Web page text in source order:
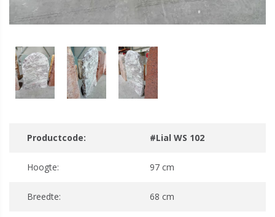
Productcode: #Lial WS 102
Hoogte: 97 cm
Breedte: 68 cm